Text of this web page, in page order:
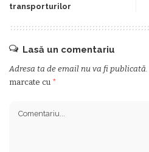
transporturilor
Lasă un comentariu
Adresa ta de email nu va fi publicată.
marcate cu *